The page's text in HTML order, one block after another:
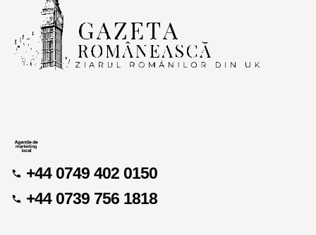
+44 0749 402 0150
+44 0739 756 1818